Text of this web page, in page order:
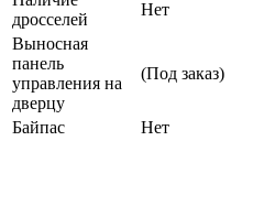
дросселей
Нет
Выносная
панель
управления на
дверцу
(Под заказ)
Байпас Нет